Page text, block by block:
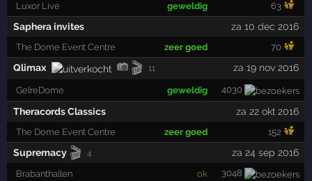
Luxor Live geweldig 63
Saphera invites za 10 dec 2016
The Dome Event Centre zeer goed 70
Qlimax 🎬 11 za 19 nov 2016
GelreDome geweldig 4030
Theracords Classics za 22 okt 2016
The Dome Event Centre zeer goed 152
Supremacy 🎬 4 za 24 sep 2016
Brabanthallen ok 3048